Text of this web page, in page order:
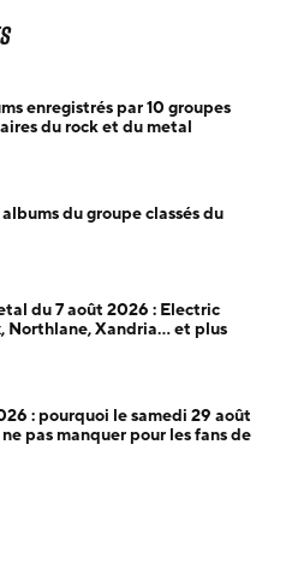
enregistrés par 10 groupes
du rock et du metal
du groupe classés du
du 7 août 2026 : Electric
Northlane, Xandria… et plus
: pourquoi le samedi 29 août
pas manquer pour les fans de